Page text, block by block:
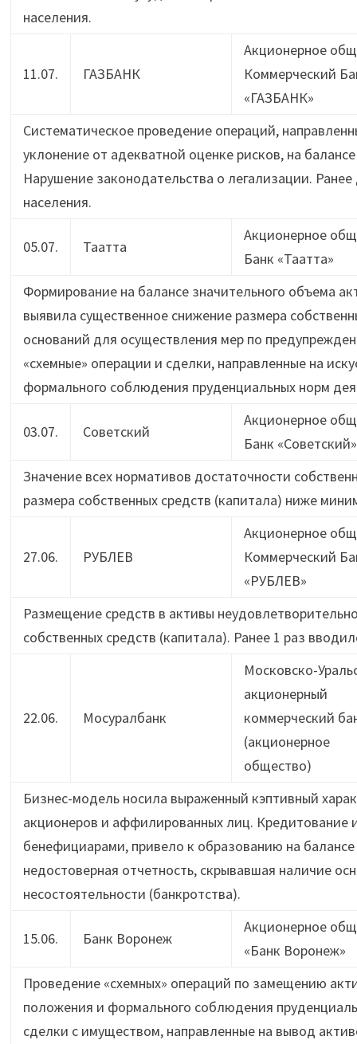
населения.
11.07. ГАЗБАНК
Акционерное
Коммерческий
«ГАЗБАНК»
Систематическое проведение операций,
уклонение от адекватной оценке рисков, на
Нарушение законодательства о легализации.
населения.
05.07. Таатта
Акционерное
Банк «Таатта»
Формирование на балансе значительного объема
выявила существенное снижение размера
оснований для осуществления мер по
«схемные» операции и сделки, направленные на
формального соблюдения пруденциальных норм
03.07. Советский
Акционерное
Банк «Советский»
Значение всех нормативов достаточности
размера собственных средств (капитала) ниже
27.06. РУБЛЕВ
Акционерное
Коммерческий
«РУБЛЕВ»
Размещение средств в активы
собственных средств (капитала). Ранее 1 раз
22.06. Мосуралбанк
Московско-
акционерный
коммерческий
(акционерное
общество)
Бизнес-модель носила выраженный кэптивный
акционеров и аффилированных лиц. Кредитование
бенефициарами, привело к образованию на
недостоверная отчетность, скрывавшая наличие
несостоятельности (банкротства).
15.06. Банк Воронеж
Акционерное
«Банк Воронеж»
Проведение «схемных» операций по замещению
положения и формального соблюдения
сделки с имуществом, направленные на вывод